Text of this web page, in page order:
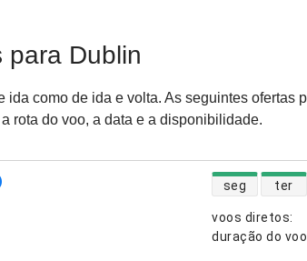
para Dublin
como de ida e volta. As seguintes ofertas
rota do voo, a data e a disponibilidade.
voos diretos:
duração do voo
seg ter